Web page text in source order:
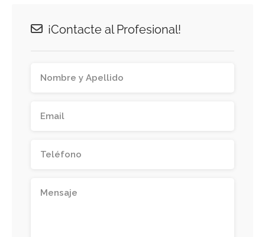
¡Contacte al Profesional!